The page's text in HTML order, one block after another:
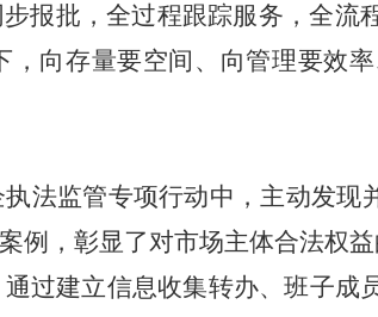
报批，全过程跟踪服务，全流
向存量要空间、向管理要效
法监管专项行动中，主动发现
例，彰显了对市场主体合法权
过建立信息收集转办、班子